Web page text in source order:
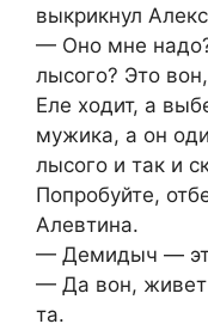
выкрикнул
— Оно мне
лысого? Это
Еле ходит, а
мужика, а он
лысого и так и
Попробуйте,
Алевтина.
— Демидыч —
— Да вон, живет
та.